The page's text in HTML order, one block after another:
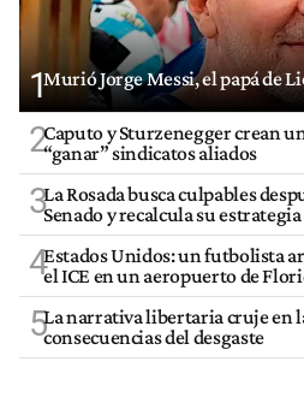
1Murió Jorge Messi, el papá de
2Caputo y Sturzenegger crean
“ganar” sindicatos aliados
3La Rosada busca culpables
Senado y recalcula su estrategia
4Estados Unidos: un futbolista
el ICE en un aeropuerto de
5La narrativa libertaria cruje en
consecuencias del desgaste